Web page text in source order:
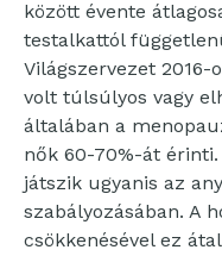
között évente
testalkattól
Világszervezet 2016-
volt túlsúlyos vagy
általában a
nők 60-70%-át
játszik ugyanis az
szabályozásában. A
csökkenésével ez